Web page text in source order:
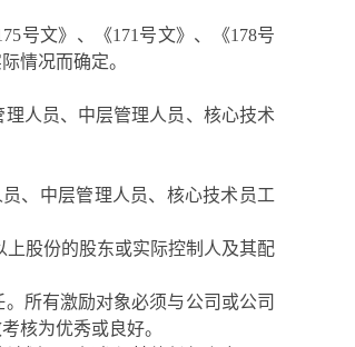
75号文》 、 《1 71 号文》 、 《1 78号
情况而确定。
人员、中层管理人员、核心技术
、中层管理人员、核心技术员工
上股份的股东或实际控制人及其配
所有激励对象必须与公司或公司
核为优秀或良好。